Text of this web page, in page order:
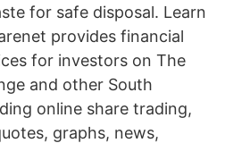
for safe disposal. Learn
provides financial
for investors on The
and other South
online share trading,
graphs, news,